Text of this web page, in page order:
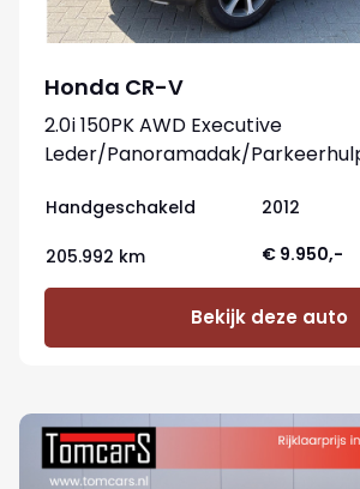
Honda CR-V
2.0i 150PK AWD Executive
Leder/Panoramadak/
Handgeschakeld 2012
205.992 km € 9.950,-
Bekijk deze auto